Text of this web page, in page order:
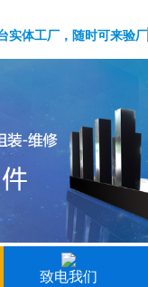
实体工厂，随时可来验厂
致电我们